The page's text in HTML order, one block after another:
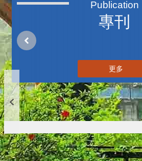
專刊
更多